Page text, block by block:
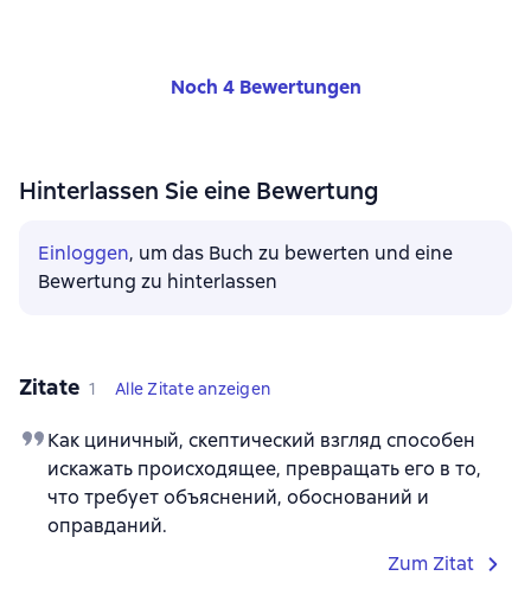
Noch 4 Bewertungen
Hinterlassen Sie eine Bewertung
Einloggen, um das Buch zu bewerten und eine
Bewertung zu hinterlassen
Zitate 1 Alle Zitate anzeigen
Как циничный, скептический взгляд способен
искажать происходящее, превращать его в то,
что требует объяснений, обоснований и
оправданий.
Zum Zitat